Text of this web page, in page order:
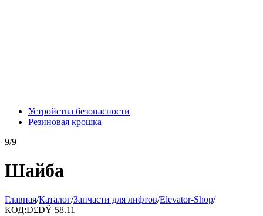
Устройства безопасности
Резиновая крошка
9/9
Шайба
Главная/Каталог/Запчасти для лифтов/Elevator-Shop/
КОД:Ð£ÐŸ 58.11